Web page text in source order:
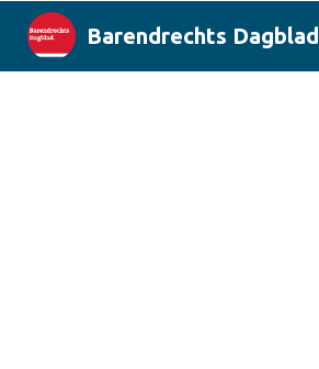
Barendrechts Dagblad